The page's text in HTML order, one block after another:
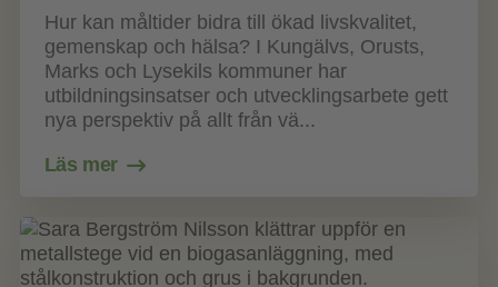
Hur kan måltider bidra till ökad livskvalitet,
gemenskap och hälsa? I Kungälvs, Orusts,
Marks och Lysekils kommuner har
utbildningsinsatser och utvecklingsarbete gett
nya perspektiv på allt från vä...
Läs mer